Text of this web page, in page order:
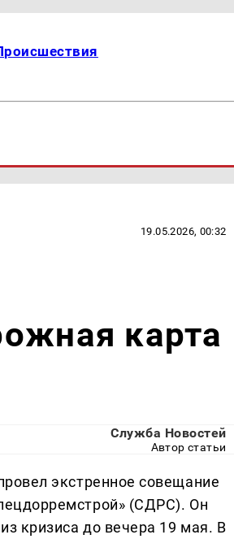
19.05.2026, 00:32
карта
Служба Новостей
Автор статьи
экстренное совещание
(СДРС). Он
кризиса до вечера 19 мая. В